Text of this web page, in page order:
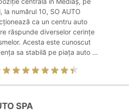
la numărul 10, SO AUTO
ca un centru auto
răspunde diverselor cerințe
Acesta este cunoscut
sa stabilă pe piața auto ...
SPA